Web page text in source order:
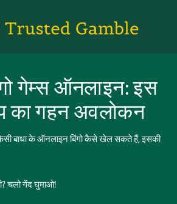
गेम्स ऑनलाइन: इस
का गहन अवलोकन
बाधा के ऑनलाइन बिंगो कैसे खेल सकते हैं, इसकी
चलो गेंद घुमाओ!